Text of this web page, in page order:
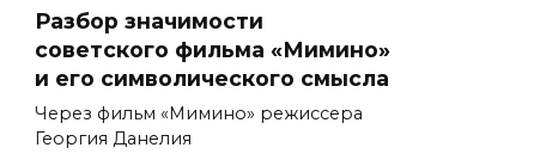
Разбор значимости
советского фильма «Мимино»
и его символического смысла
Через фильм «Мимино» режиссера
Георгия Данелия